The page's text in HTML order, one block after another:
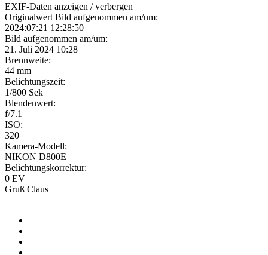
EXIF-Daten anzeigen / verbergen
Originalwert Bild aufgenommen am/um:
2024:07:21 12:28:50
Bild aufgenommen am/um:
21. Juli 2024 10:28
Brennweite:
44 mm
Belichtungszeit:
1/800 Sek
Blendenwert:
f/7.1
ISO:
320
Kamera-Modell:
NIKON D800E
Belichtungskorrektur:
0 EV
Gruß Claus